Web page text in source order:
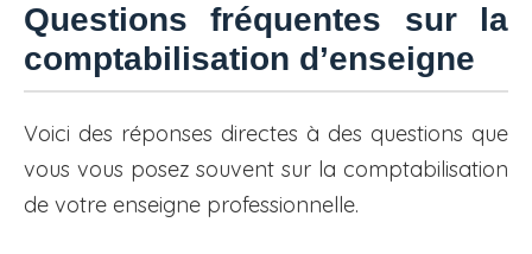
Questions fréquentes sur la
comptabilisation d’enseigne
Voici des réponses directes à des questions que
vous vous posez souvent sur la comptabilisation
de votre enseigne professionnelle.